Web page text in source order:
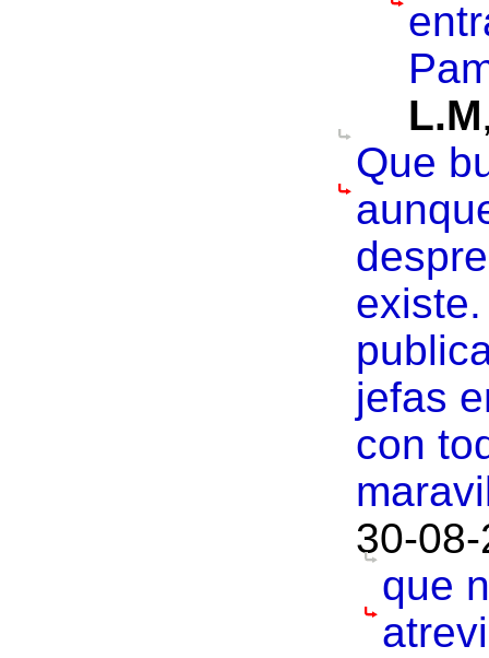
L.M
Que
jefas
con
30-
que